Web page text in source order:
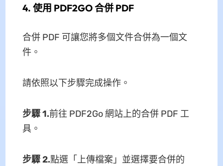
4. 使用 PDF2GO 合併 PDF
合併 PDF 可讓您將多個文件合併為一個文
件。
請依照以下步驟完成操作。
步驟 1.前往 PDF2Go 網站上的合併 PDF 工
具。
步驟 2.點選「上傳檔案」並選擇要合併的